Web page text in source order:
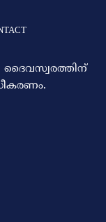
ദൈവസ്വരത്തിന്‌